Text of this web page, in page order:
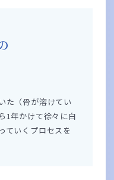
た（骨が溶けてい
1年かけて徐々に白
ていくプロセスを